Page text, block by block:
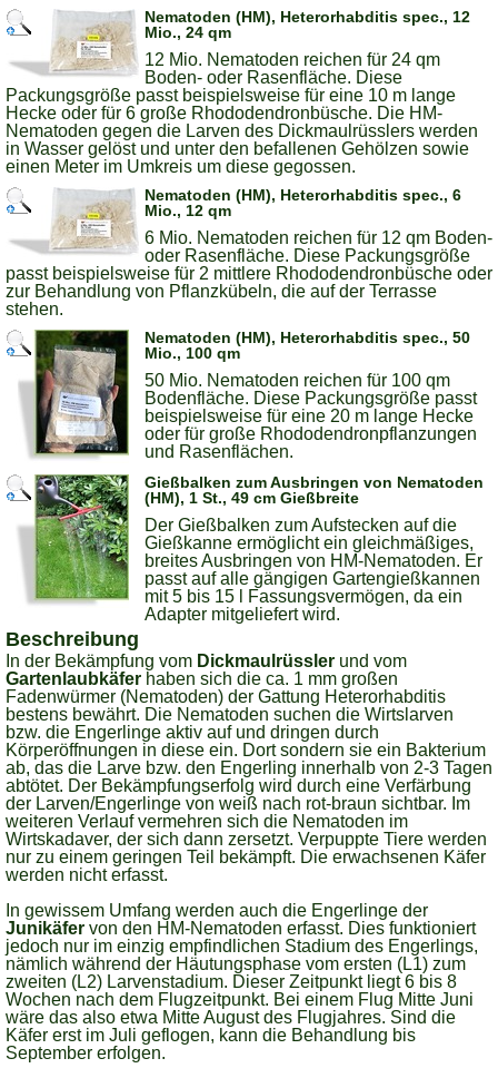
Nematoden (HM), Heterorhabditis spec., 12
Mio., 24 qm
12 Mio. Nematoden reichen für 24 qm
Boden- oder Rasenfläche. Diese
Packungsgröße passt beispielsweise für eine 10 m lange
Hecke oder für 6 große Rhododendronbüsche. Die HM-
Nematoden gegen die Larven des Dickmaulrüsslers werden
in Wasser gelöst und unter den befallenen Gehölzen sowie
einen Meter im Umkreis um diese gegossen.
Nematoden (HM), Heterorhabditis spec., 6
Mio., 12 qm
6 Mio. Nematoden reichen für 12 qm Boden-
oder Rasenfläche. Diese Packungsgröße
passt beispielsweise für 2 mittlere Rhododendronbüsche oder
zur Behandlung von Pflanzkübeln, die auf der Terrasse
stehen.
Nematoden (HM), Heterorhabditis spec., 50
Mio., 100 qm
50 Mio. Nematoden reichen für 100 qm
Bodenfläche. Diese Packungsgröße passt
beispielsweise für eine 20 m lange Hecke
oder für große Rhododendronpflanzungen
und Rasenflächen.
Gießbalken zum Ausbringen von Nematoden
(HM), 1 St., 49 cm Gießbreite
Der Gießbalken zum Aufstecken auf die
Gießkanne ermöglicht ein gleichmäßiges,
breites Ausbringen von HM-Nematoden. Er
passt auf alle gängigen Gartengießkannen
mit 5 bis 15 l Fassungsvermögen, da ein
Adapter mitgeliefert wird.
Beschreibung
In der Bekämpfung vom Dickmaulrüssler und vom
Gartenlaubkäfer haben sich die ca. 1 mm großen
Fadenwürmer (Nematoden) der Gattung Heterorhabditis
bestens bewährt. Die Nematoden suchen die Wirtslarven
bzw. die Engerlinge aktiv auf und dringen durch
Körperöffnungen in diese ein. Dort sondern sie ein Bakterium
ab, das die Larve bzw. den Engerling innerhalb von 2-3 Tagen
abtötet. Der Bekämpfungserfolg wird durch eine Verfärbung
der Larven/Engerlinge von weiß nach rot-braun sichtbar. Im
weiteren Verlauf vermehren sich die Nematoden im
Wirtskadaver, der sich dann zersetzt. Verpuppte Tiere werden
nur zu einem geringen Teil bekämpft. Die erwachsenen Käfer
werden nicht erfasst.
In gewissem Umfang werden auch die Engerlinge der
Junikäfer von den HM-Nematoden erfasst. Dies funktioniert
jedoch nur im einzig empfindlichen Stadium des Engerlings,
nämlich während der Häutungsphase vom ersten (L1) zum
zweiten (L2) Larvenstadium. Dieser Zeitpunkt liegt 6 bis 8
Wochen nach dem Flugzeitpunkt. Bei einem Flug Mitte Juni
wäre das also etwa Mitte August des Flugjahres. Sind die
Käfer erst im Juli geflogen, kann die Behandlung bis
September erfolgen.